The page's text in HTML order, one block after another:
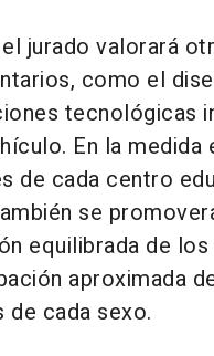
jurado valorará
como el
tecnológicas
En la medida
de cada centro
se
equilibrada de
aproximada
de cada sexo.